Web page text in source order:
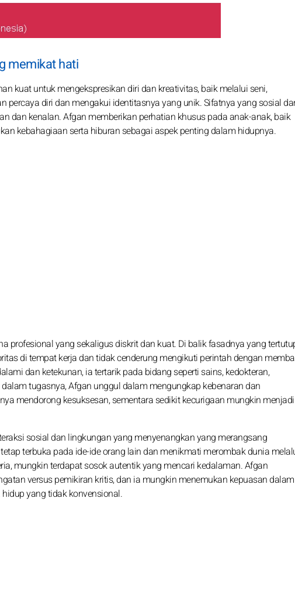
memikat hati
kuat untuk mengekspresikan diri dan kreativitas, baik melalui seni,
percaya diri dan mengakui identitasnya yang unik. Sifatnya yang sosial
dan kenalan. Afgan memberikan perhatian khusus pada anak-anak, baik
kebahagiaan serta hiburan sebagai aspek penting dalam hidupnya.
profesional yang sekaligus diskrit dan kuat. Di balik fasadnya yang
di tempat kerja dan tidak cenderung mengikuti perintah dengan
dan ketekunan, ia tertarik pada bidang seperti sains, kedokteran,
tugasnya, Afgan unggul dalam mengungkap kebenaran dan
mendorong kesuksesan, sementara sedikit kecurigaan mungkin menjadi
sosial dan lingkungan yang menyenangkan yang merangsang
terbuka pada ide-ide orang lain dan menikmati merombak dunia
mungkin terdapat sosok autentik yang mencari kedalaman. Afgan
versus pemikiran kritis, dan ia mungkin menemukan kepuasan dalam
yang tidak konvensional.